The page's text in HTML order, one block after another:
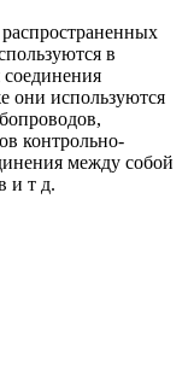
в
они используются
контрольно-
между собой
и т д.